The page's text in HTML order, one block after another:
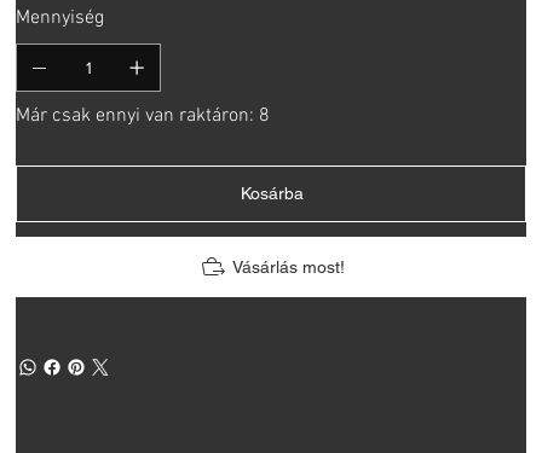
Mennyiség
Már csak ennyi van raktáron: 8
Kosárba
Vásárlás most!